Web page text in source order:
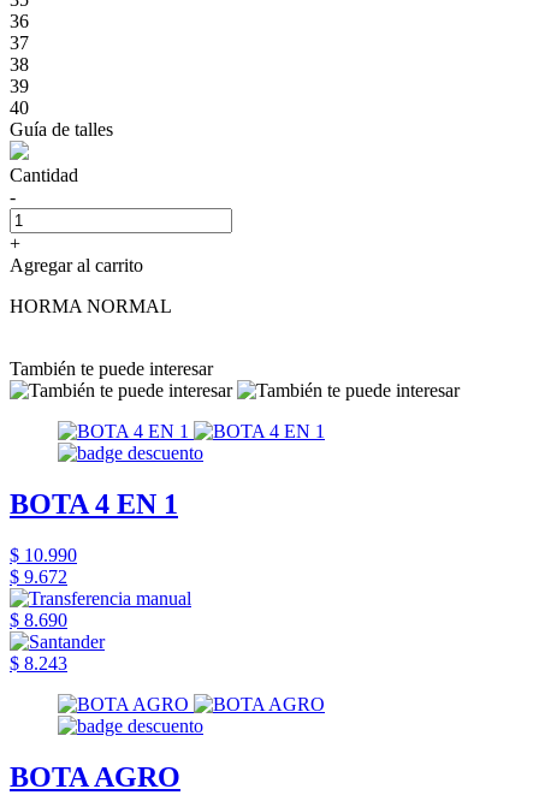
36
37
38
39
40
Guía de talles
Cantidad
-
+
Agregar al carrito
HORMA NORMAL
También te puede interesar
BOTA 4 EN 1
$ 10.990
$ 9.672
$ 8.690
$ 8.243
BOTA AGRO